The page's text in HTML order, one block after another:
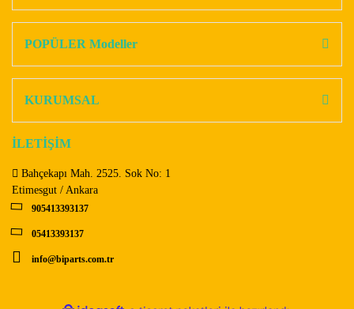
Ürün açıklamasında eksik bilgiler bulunuyor.
Bu ürüne benzer farklı alternatifler olmalı.
POPÜLER Modeller
KURUMSAL
İLETİŞİM
Bahçekapı Mah. 2525. Sok No: 1
Etimesgut / Ankara
905413393137
05413393137
info@biparts.com.tr